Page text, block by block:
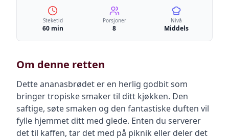
Steketid
60 min
Porsjoner
8
Nivå
Middels
Om denne retten
Dette ananasbrødet er en herlig godbit som
bringer tropiske smaker til ditt kjøkken. Den
saftige, søte smaken og den fantastiske duften vil
fylle hjemmet ditt med glede. Enten du serverer
det til kaffen, tar det med på piknik eller deler det